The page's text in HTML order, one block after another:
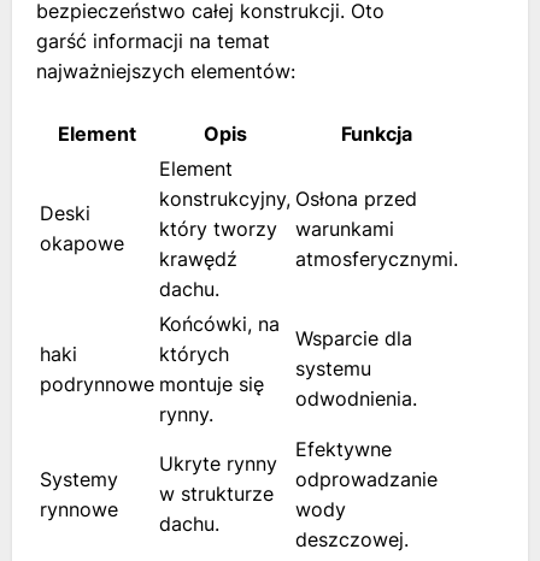
bezpieczeństwo całej konstrukcji. Oto
garść informacji na temat
najważniejszych elementów:
Element Opis Funkcja
Deski
okapowe
Element
konstrukcyjny,
który tworzy
krawędź
dachu.
Osłona przed
warunkami
atmosferycznymi.
haki
podrynnowe
Końcówki, na
których
montuje się
rynny.
Wsparcie dla
systemu
odwodnienia.
Systemy
rynnowe
Ukryte rynny
w strukturze
dachu.
Efektywne
odprowadzanie
wody
deszczowej.